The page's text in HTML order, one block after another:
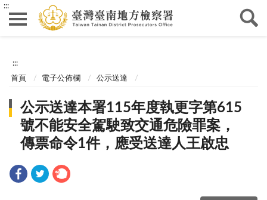
:::
:::
首頁 電子公佈欄 公示送達
公示送達本署115年度執更字第615
號不能安全駕駛致交通危險罪案，
傳票命令1件，應受送達人王啟忠